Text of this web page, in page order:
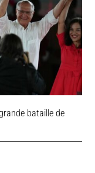
bataille de